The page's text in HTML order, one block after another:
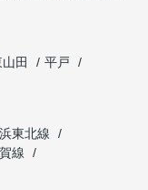
田
平戸
東北線
線